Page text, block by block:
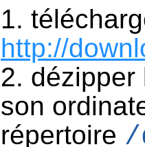
http://
dézipper
son
répertoire /